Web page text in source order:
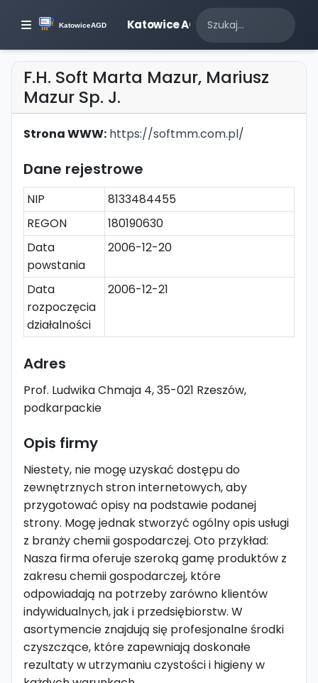
Katowice AGD
F.H. Soft Marta Mazur, Mariusz
Mazur Sp. J.
Strona WWW: https://softmm.com.pl/
Dane rejestrowe
NIP
8133484455
REGON
180190630
Data
powstania
2006-12-20
Data
rozpoczęcia
działalności
2006-12-21
Adres
Prof. Ludwika Chmaja 4, 35-021 Rzeszów,
podkarpackie
Opis firmy
Niestety, nie mogę uzyskać dostępu do
zewnętrznych stron internetowych, aby
przygotować opisy na podstawie podanej
strony. Mogę jednak stworzyć ogólny opis usługi
z branży chemii gospodarczej. Oto przykład:
Nasza firma oferuje szeroką gamę produktów z
zakresu chemii gospodarczej, które
odpowiadają na potrzeby zarówno klientów
indywidualnych, jak i przedsiębiorstw. W
asortymencie znajdują się profesjonalne środki
czyszczące, które zapewniają doskonałe
rezultaty w utrzymaniu czystości i higieny w